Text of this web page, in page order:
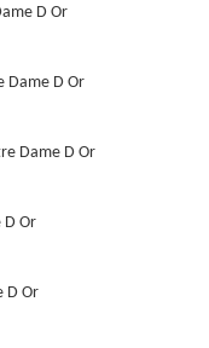
D Or
Dame D Or
Dame D Or
Or
D Or